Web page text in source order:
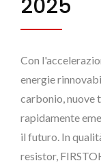
2025
Con
energie
carbonio, nuove
rapidamente
il futuro. In
resistor,